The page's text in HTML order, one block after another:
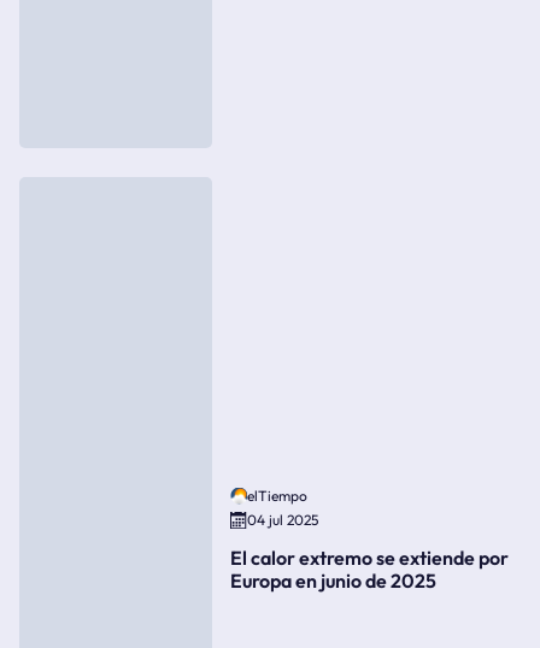
elTiempo
04 jul 2025
El calor extremo se extiende por
Europa en junio de 2025